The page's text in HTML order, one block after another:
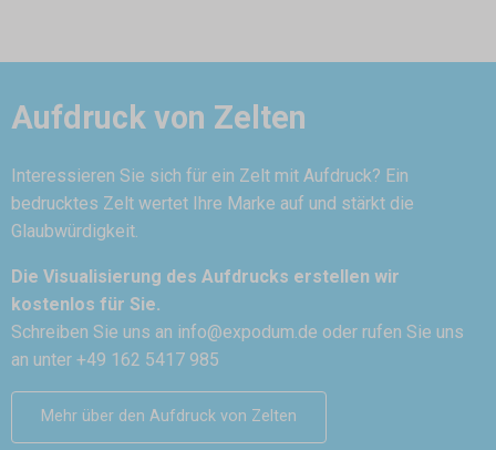
Aufdruck von Zelten
Interessieren Sie sich für ein Zelt mit Aufdruck? Ein
bedrucktes Zelt wertet Ihre Marke auf und stärkt die
Glaubwürdigkeit.
Die Visualisierung des Aufdrucks erstellen wir
kostenlos für Sie.
Schreiben Sie uns an info@expodum.de oder rufen Sie uns
an unter +49 162 5417 985
Mehr über den Aufdruck von Zelten